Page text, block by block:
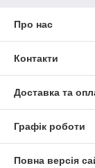
Про нас
Контакти
Доставка та
Графік роботи
Повна версія